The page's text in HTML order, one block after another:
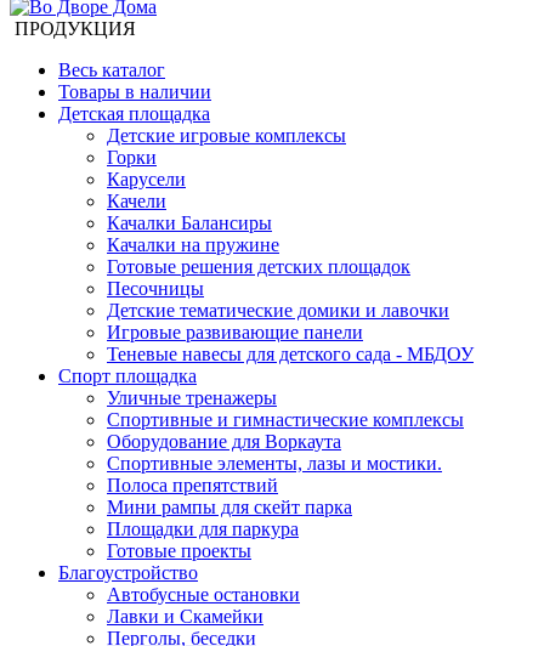
ПРОДУКЦИЯ
Весь каталог
Товары в наличии
Детская площадка
Детские игровые комплексы
Горки
Карусели
Качели
Качалки Балансиры
Качалки на пружине
Готовые решения детских площадок
Песочницы
Детские тематические домики и лавочки
Игровые развивающие панели
Теневые навесы для детского сада - МБДОУ
Спорт площадка
Уличные тренажеры
Спортивные и гимнастические комплексы
Оборудование для Воркаута
Спортивные элементы, лазы и мостики.
Полоса препятствий
Мини рампы для скейт парка
Площадки для паркура
Готовые проекты
Благоустройство
Автобусные остановки
Лавки и Скамейки
Перголы, беседки